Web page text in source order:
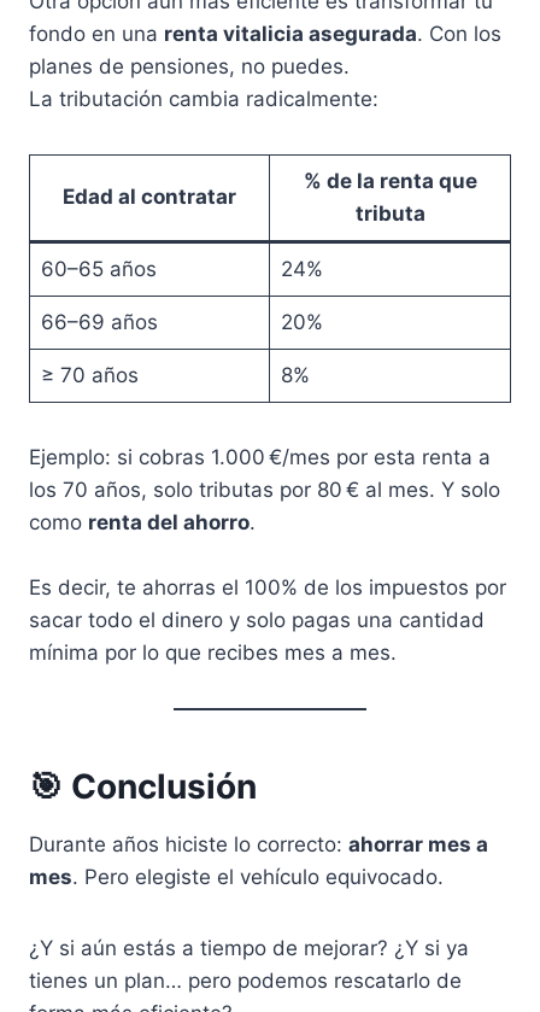
fondo en una renta vitalicia asegurada. Con los
planes de pensiones, no puedes.
La tributación cambia radicalmente:
Edad al contratar
% de la renta que
tributa
60–65 años 24%
66–69 años 20%
≥ 70 años 8%
Ejemplo: si cobras 1.000 €/mes por esta renta a
los 70 años, solo tributas por 80 € al mes. Y solo
como renta del ahorro.
Es decir, te ahorras el 100% de los impuestos por
sacar todo el dinero y solo pagas una cantidad
mínima por lo que recibes mes a mes.
🎯 Conclusión
Durante años hiciste lo correcto: ahorrar mes a
mes. Pero elegiste el vehículo equivocado.
¿Y si aún estás a tiempo de mejorar? ¿Y si ya
tienes un plan… pero podemos rescatarlo de